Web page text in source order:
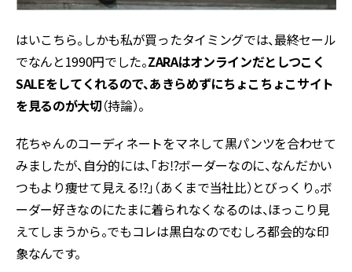
はいこちら。しかも私が買ったタイミングでは、最終セール
でなんと1990円でした。ZARAはオンラインだとしつこく
SALEをしてくれるので、あきらめずにちょこちょこサイト
を見るのが大切（持論）。
花ちゃんのコーディネートをマネして黒パンツを合わせて
みましたが、自分的には、「お⁉ボーダーなのに、なんだかい
つもより痩せて見える⁉」（あくまで当社比）とびっくり。ボ
ーダー好きなのにたまに着られなくなるのは、ほっこり見
えてしまうから。でもコレは黒白なのでむしろ都会的な印
象なんです。